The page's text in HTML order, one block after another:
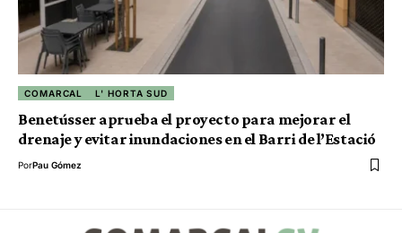
COMARCAL L' HORTA SUD
Benetússer aprueba el proyecto para mejorar el
drenaje y evitar inundaciones en el Barri de l’Estació
PorPau Gómez